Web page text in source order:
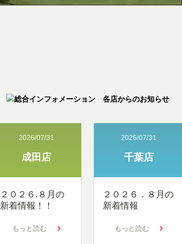
成田店
2026/07/31
２０２６.８月の
新着情報！！
もっと読む
千葉店
2026/07/31
２０２６．８月の
新着情報
もっと読む